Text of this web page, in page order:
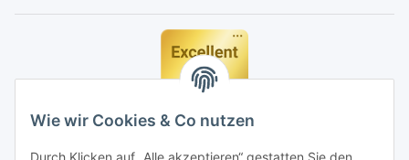
Wie wir Cookies & Co nutzen